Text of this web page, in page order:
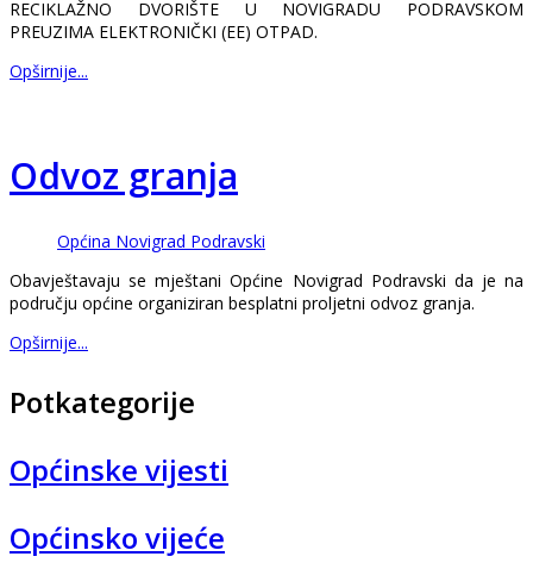
RECIKLAŽNO DVORIŠTE U NOVIGRADU PODRAVSKOM
PREUZIMA ELEKTRONIČKI (EE) OTPAD.
Opširnije...
Odvoz granja
Općina Novigrad Podravski
Obavještavaju se mještani Općine Novigrad Podravski da je na
području općine organiziran besplatni proljetni odvoz granja.
Opširnije...
Potkategorije
Općinske vijesti
Općinsko vijeće